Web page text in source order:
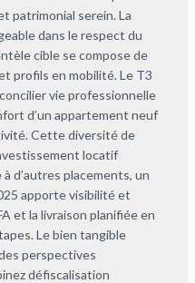
patrimonial serein. La
dans le respect du
cible se compose de
profils en mobilité. Le T3
vie professionnelle
d’un appartement neuf
Cette diversité de
locatif
d’autres placements, un
apporte visibilité et
et la livraison planifiée en
Le bien tangible
perspectives
défiscalisation